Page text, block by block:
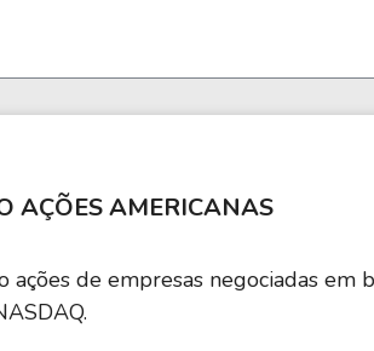
AÇÕES AMERICANAS
ações de empresas negociadas